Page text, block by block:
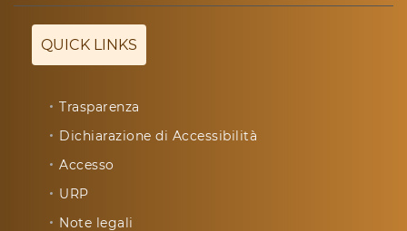
QUICK LINKS
Trasparenza
Dichiarazione di Accessibilità
Accesso
URP
Note legali